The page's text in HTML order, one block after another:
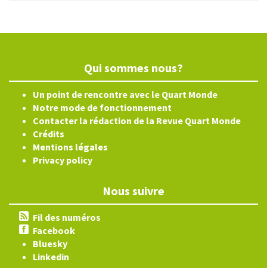
Qui sommes nous?
Un point de rencontre avec le Quart Monde
Notre mode de fonctionnement
Contacter la rédaction de la Revue Quart Monde
Crédits
Mentions légales
Privacy policy
Nous suivre
Fil des numéros
Facebook
Bluesky
Linkedin